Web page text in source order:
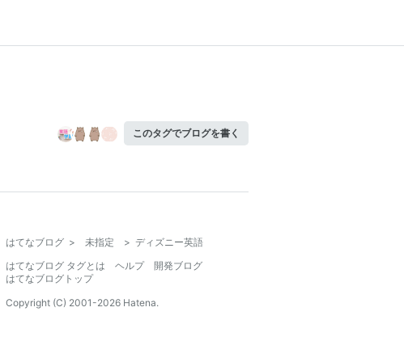
このタグでブログを書く
はてなブログ > 未指定 > ディズニー英語
はてなブログ タグとは
ヘルプ
開発ブログ
はてなブログトップ
Copyright (C) 2001-2026 Hatena.